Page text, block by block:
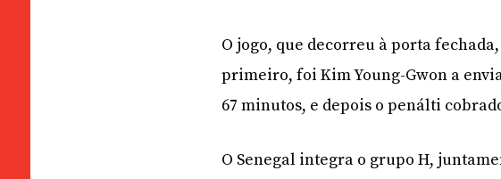
O jogo, que decorreu à porta
primeiro, foi Kim Young-Gwon a
67 minutos, e depois o penálti
O Senegal integra o grupo H,